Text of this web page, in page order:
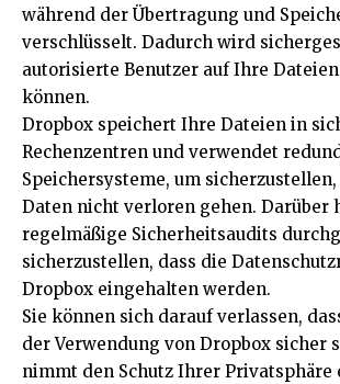
während der Übertragung und
verschlüsselt. Dadurch wird
autorisierte Benutzer auf Ihre
können.
Dropbox speichert Ihre Dateien in
Rechenzentren und verwendet
Speichersysteme, um
Daten nicht verloren gehen. Darüber
regelmäßige Sicherheitsaudits
sicherzustellen, dass die
Dropbox eingehalten werden.
Sie können sich darauf verlassen,
der Verwendung von Dropbox sicher
nimmt den Schutz Ihrer Privatsphäre